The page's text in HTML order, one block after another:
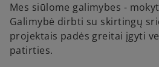
Mes siūlome galimybes -
Galimybė dirbti su skirtingų
projektais padės greitai įgyti
patirties.